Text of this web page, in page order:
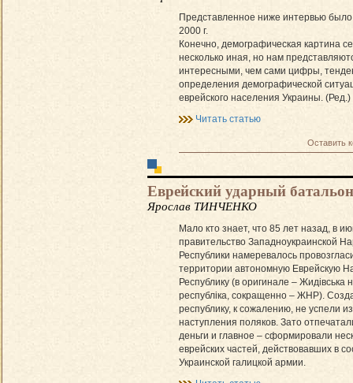
Представленное ниже интервью
2000 г.
Конечно, демографическая картина
несколько иная, но нам
интересными, чем сами цифры,
определения демографической
еврейского населения Украины. (Ред.)
Читать статью
Оставить
Еврейский ударный батальон
Ярослав ТИНЧЕНКО
Мало кто знает, что 85 лет назад, в
правительство Западно­украинской
Республики намеревалось
территории автономную Еврейскую
Республику (в оригинале – Жидiвська
республiка, сокращенно – ЖНР).
республику, к сожалению, не успели
наступления поляков. Зато
деньги и главное – сформировали
еврейских частей, действовавших в
Украинской галицкой армии.